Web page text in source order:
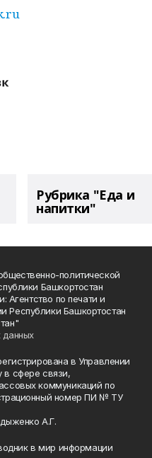
Рубрика "Еда и
напитки"
политической
Башкортостан
Агентство по печати и
Республики Башкортостан
данных
в Управлении
в сфере связи,
коммуникаций по
номер ПИ № ТУ
А.Г.
в мир информации